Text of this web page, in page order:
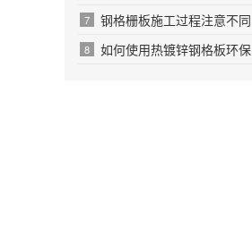
7 钢格栅板施工过程注意不同种类作用
8 如何使用热镀锌钢格板环保下沉的原因